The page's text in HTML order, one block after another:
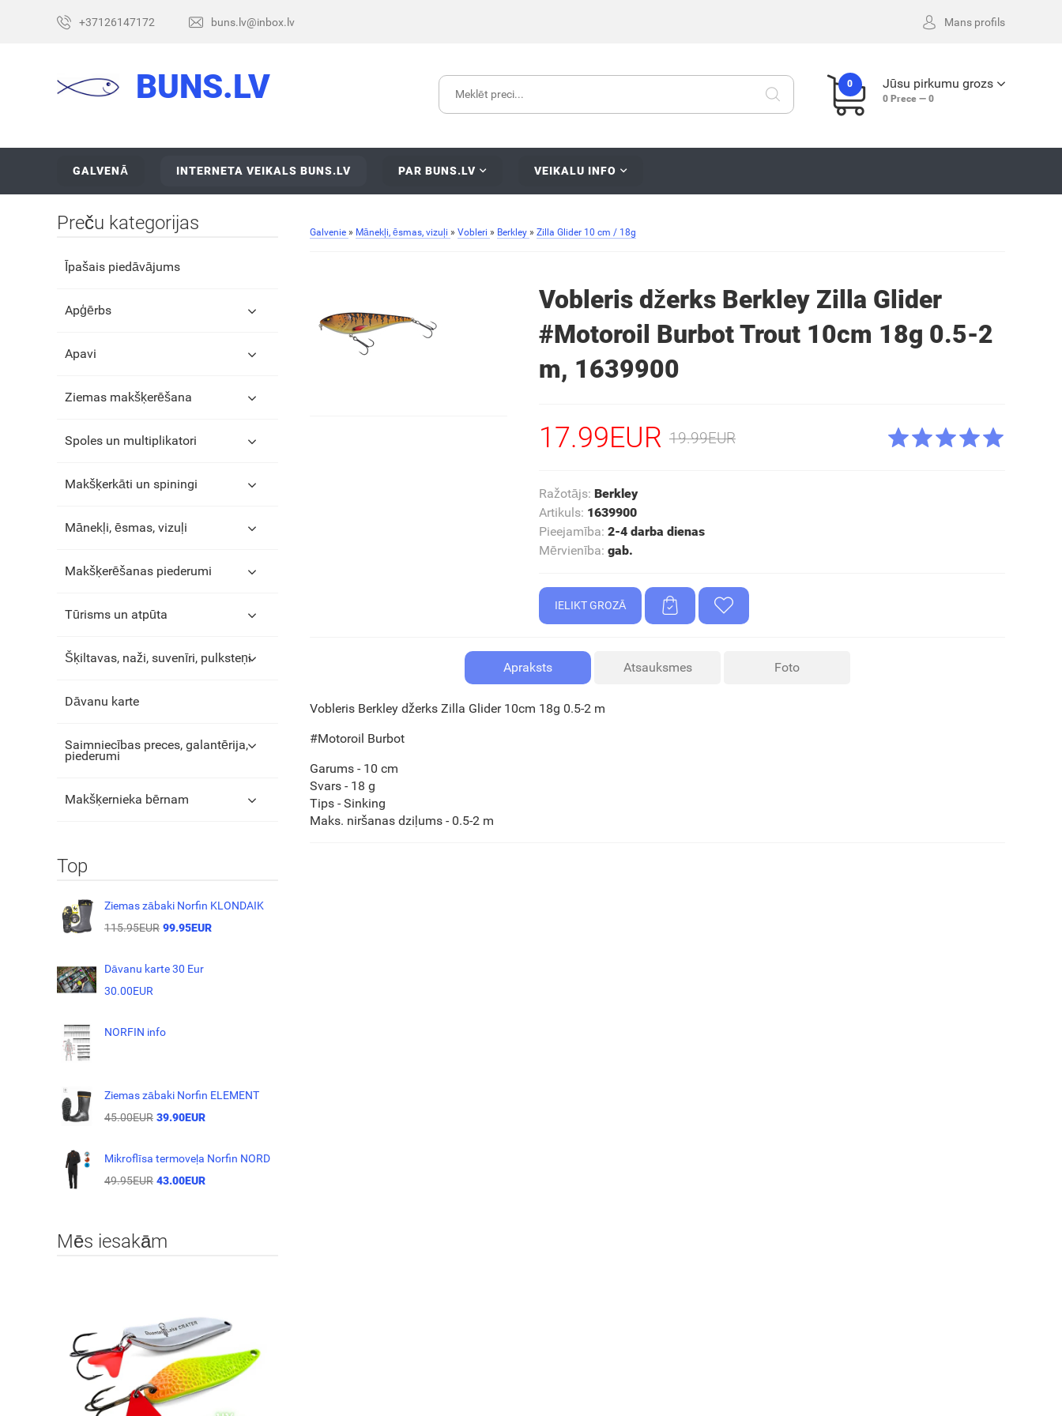
+37126147172 buns.lv@inbox.lv Mans profils
BUNS.LV 0 Jūsu pirkumu grozs
0 Prece — 0
GALVENĀ INTERNETA VEIKALS BUNS.LV PAR BUNS.LV VEIKALU INFO
Galvenie » Mānekļi, ēsmas, vizuļi » Vobleri » Berkley » Zilla Glider 10 cm / 18g
Vobleris džerks Berkley Zilla Glider
#Motoroil Burbot Trout 10cm 18g 0.5-2
m, 1639900
17.99EUR 19.99EUR
Ražotājs: Berkley
Artikuls: 1639900
Pieejamība: 2-4 darba dienas
Mērvienība: gab.
Apraksts Atsauksmes Foto
Vobleris Berkley džerks Zilla Glider 10cm 18g 0.5-2 m
#Motoroil Burbot
Garums - 10 cm
Svars - 18 g
Tips - Sinking
Maks. niršanas dziļums - 0.5-2 m
Preču kategorijas
Īpašais piedāvājums
Apģērbs
Apavi
Ziemas makšķerēšana
Spoles un multiplikatori
Makšķerkāti un spiningi
Mānekļi, ēsmas, vizuļi
Makšķerēšanas piederumi
Tūrisms un atpūta
Šķiltavas, naži, suvenīri, pulksteņi
Dāvanu karte
Saimniecības preces, galantērija,
piederumi
Makšķernieka bērnam
Top
Ziemas zābaki Norfin KLONDAIK
115.95EUR 99.95EUR
Dāvanu karte 30 Eur
30.00EUR
NORFIN info
Ziemas zābaki Norfin ELEMENT
45.00EUR 39.90EUR
Mikroflīsa termoveļa Norfin NORD
49.95EUR 43.00EUR
Mēs iesakām